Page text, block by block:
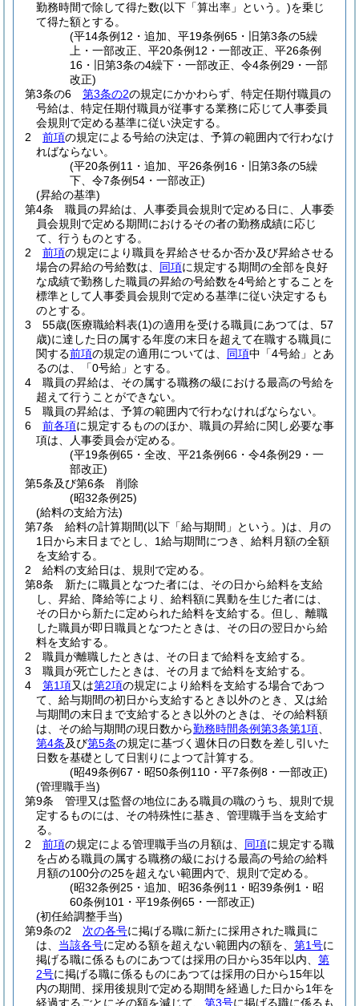
勤務時間で除して得た数(以下「算出率」という。)を乗じ
て得た額とする。
(平14条例12・追加、平19条例65・旧第3条の5繰
上・一部改正、平20条例12・一部改正、平26条例
16・旧第3条の4繰下・一部改正、令4条例29・一部
改正)
第3条の6
第3条の2の規定にかかわらず、特定任期付職員の
号給は、特定任期付職員が従事する業務に応じて人事委員
会規則で定める基準に従い決定する。
2
前項の規定による号給の決定は、予算の範囲内で行わなけ
ればならない。
(平20条例11・追加、平26条例16・旧第3条の5繰
下、令7条例54・一部改正)
(昇給の基準)
第4条
職員の昇給は、人事委員会規則で定める日に、人事委
員会規則で定める期間におけるその者の勤務成績に応じ
て、行うものとする。
2
前項の規定により職員を昇給させるか否か及び昇給させる
場合の昇給の号給数は、 同項に規定する期間の全部を良好
な成績で勤務した職員の昇給の号給数を4号給とすることを
標準として人事委員会規則で定める基準に従い決定するも
のとする。
3
55歳(医療職給料表(1)の適用を受ける職員にあつては、57
歳)に達した日の属する年度の末日を超えて在職する職員に
関する前項の規定の適用については、 同項中「4号給」とあ
るのは、「0号給」とする。
4
職員の昇給は、その属する職務の級における最高の号給を
超えて行うことができない。
5
職員の昇給は、予算の範囲内で行わなければならない。
6
前各項に規定するもののほか、職員の昇給に関し必要な事
項は、人事委員会が定める。
(平19条例65・全改、平21条例66・令4条例29・一
部改正)
第5条及び第6条
削除
(昭32条例25)
(給料の支給方法)
第7条
給料の計算期間(以下「給与期間」という。)は、月の
1日から末日までとし、1給与期間につき、給料月額の全額
を支給する。
2
給料の支給日は、規則で定める。
第8条
新たに職員となつた者には、その日から給料を支給
し、昇給、降給等により、給料額に異動を生じた者には、
その日から新たに定められた給料を支給する。 但し、離職
した職員が即日職員となつたときは、その日の翌日から給
料を支給する。
2
職員が離職したときは、その日まで給料を支給する。
3
職員が死亡したときは、その月まで給料を支給する。
4
第1項又は第2項の規定により給料を支給する場合であつ
て、給与期間の初日から支給するとき以外のとき、又は給
与期間の末日まで支給するとき以外のときは、その給料額
は、その給与期間の現日数から勤務時間条例第3条第1項
第4条及び第5条の規定に基づく週休日の日数を差し引いた
日数を基礎として日割りによつて計算する。
(昭49条例67・昭50条例110・平7条例8・一部改正)
(管理職手当)
第9条
管理又は監督の地位にある職員の職のうち、規則で規
定するものには、その特殊性に基き、管理職手当を支給す
る。
2
前項の規定による管理職手当の月額は、 同項に規定する職
を占める職員の属する職務の級における最高の号給の給料
月額の100分の25を超えない範囲内で、規則で定める。
(昭32条例25・追加、昭36条例11・昭39条例1・昭
60条例101・平19条例65・一部改正)
(初任給調整手当)
第9条の2
次の各号に掲げる職に新たに採用された職員に
は、 当該各号に定める額を超えない範囲内の額を、 第1号に
掲げる職に係るものにあつては採用の日から35年以内、 第
2号に掲げる職に係るものにあつては採用の日から15年以
内の期間、採用後規則で定める期間を経過した日から1年を
経過するごとにその額を減じて、 第3号に掲げる職に係るも